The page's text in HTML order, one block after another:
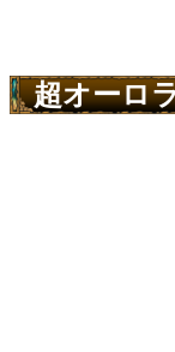
超オーロ